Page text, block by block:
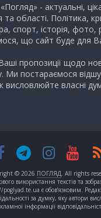
- актуальні,
області. Політика,
спорт, історія,
що сайт буде для
пропозиції щодо
Ми постараємося
власні
© 2026 ПОГЛЯД. All rights
використання текстів та
є обов’язковим.
за думку, яку автори
інформації